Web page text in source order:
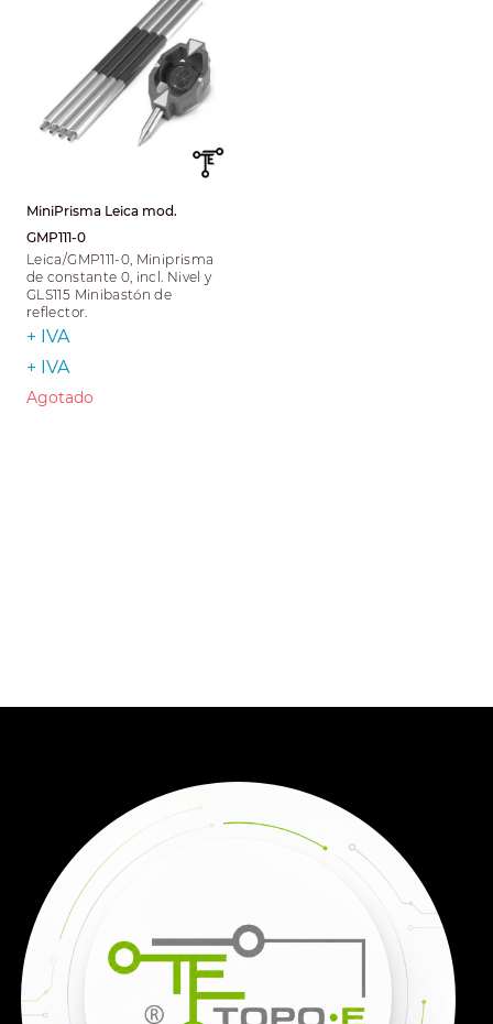
MiniPrisma Leica mod.
GMP111-0
Leica/GMP111-0, Miniprisma
de constante 0, incl. Nivel y
GLS115 Minibastón de
reflector.
+ IVA
+ IVA
Agotado